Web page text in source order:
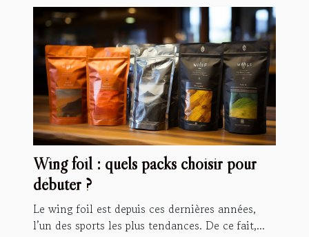
Wing foil : quels packs choisir pour
débuter ?
Le wing foil est depuis ces dernières années,
l’un des sports les plus tendances. De ce fait,...